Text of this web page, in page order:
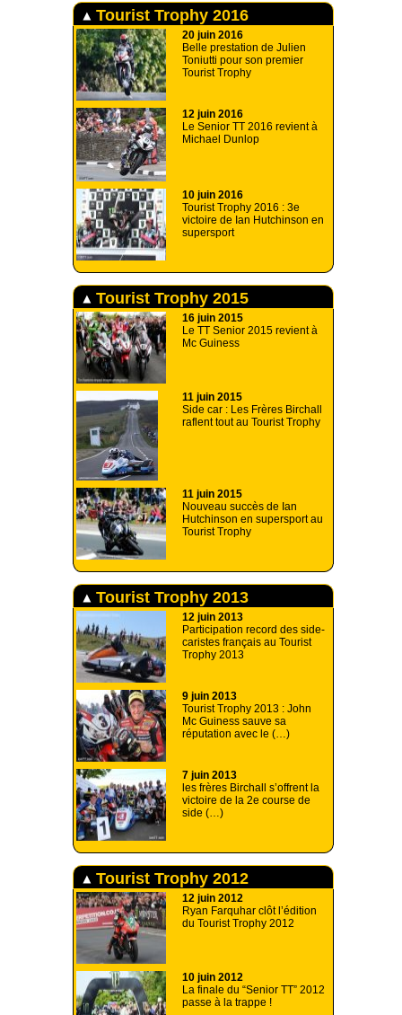
Tourist Trophy 2016
20 juin 2016
Belle prestation de Julien
Toniutti pour son premier
Tourist Trophy
12 juin 2016
Le Senior TT 2016 revient à
Michael Dunlop
10 juin 2016
Tourist Trophy 2016 : 3e
victoire de Ian Hutchinson en
supersport
Tourist Trophy 2015
16 juin 2015
Le TT Senior 2015 revient à
Mc Guiness
11 juin 2015
Side car : Les Frères Birchall
raflent tout au Tourist Trophy
11 juin 2015
Nouveau succès de Ian
Hutchinson en supersport au
Tourist Trophy
Tourist Trophy 2013
12 juin 2013
Participation record des side-
caristes français au Tourist
Trophy 2013
9 juin 2013
Tourist Trophy 2013 : John
Mc Guiness sauve sa
réputation avec le (…)
7 juin 2013
les frères Birchall s’offrent la
victoire de la 2e course de
side (…)
Tourist Trophy 2012
12 juin 2012
Ryan Farquhar clôt l’édition
du Tourist Trophy 2012
10 juin 2012
La finale du “Senior TT” 2012
passe à la trappe !